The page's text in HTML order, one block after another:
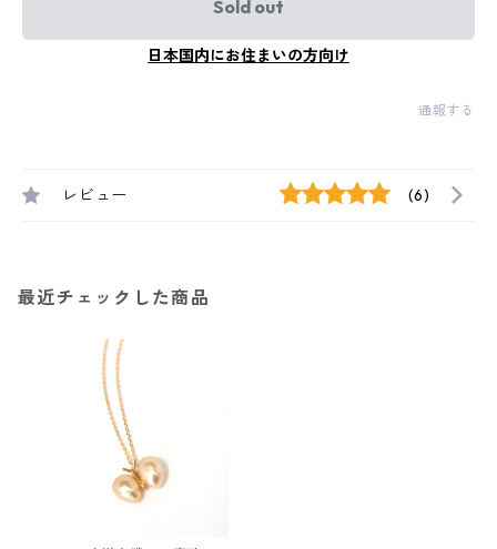
Sold out
日本国内にお住まいの方向け
通報する
レビュー (6)
最近チェックした商品